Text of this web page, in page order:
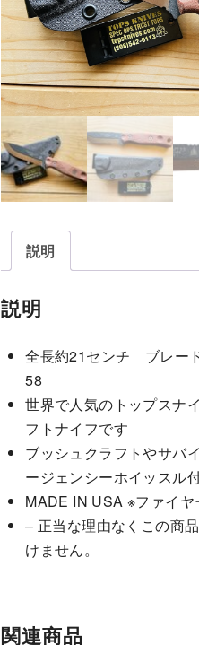
説明
説明
全長約21センチ ブレー
58
世界で人気のトップスナ
フトナイフです
ブッシュクラフトやサバ
ージェンシーホイッスル
MADE IN USA ※ファイヤ
– 正当な理由なくこの商
けません。
関連商品